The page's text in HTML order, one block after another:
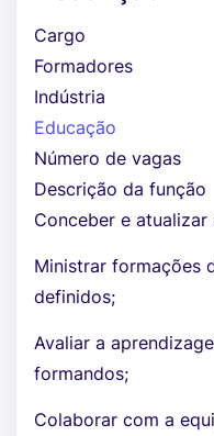
Cargo
Formadores
Indústria
Educação
Número de vagas
Descrição da função
Conceber e
Ministrar formações
definidos;
Avaliar a
formandos;
Colaborar com a